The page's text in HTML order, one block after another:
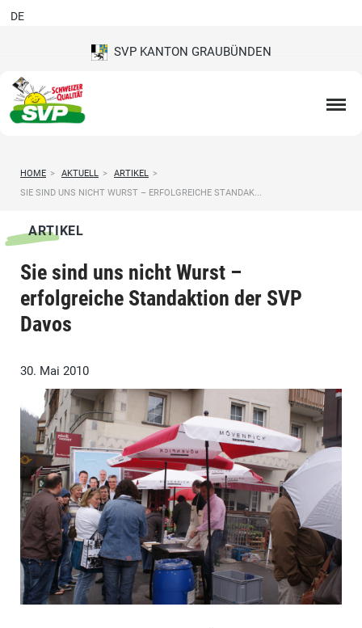
SVP KANTON GRAUBÜNDEN
DE
HOME > AKTUELL > ARTIKEL >
SIE SIND UNS NICHT WURST – ERFOLGREICHE STANDAK...
ARTIKEL
Sie sind uns nicht Wurst –
erfolgreiche Standaktion der SVP
Davos
30. Mai 2010